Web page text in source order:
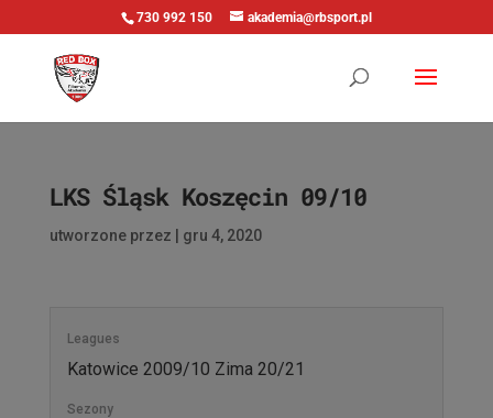
730 992 150 akademia@rbsport.pl
LKS Śląsk Koszęcin 09/10
utworzone przez gru 4, 2020
Leagues
Katowice 2009/10 Zima 20/21
Sezony